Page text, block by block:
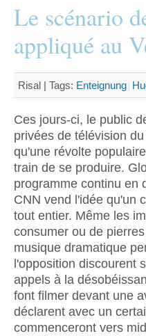
Le scénario
appliqué au
Risal | Tags: Enteignung
Ces jours-ci, le public
privées de télévision
qu'une révolte
train de se produire.
programme continu en
CNN vend l'idée qu'un
tout entier. Même les
consumer ou de
musique dramatique
l'opposition discourent
appels à la
font filmer devant une
déclarent avec un
commenceront vers